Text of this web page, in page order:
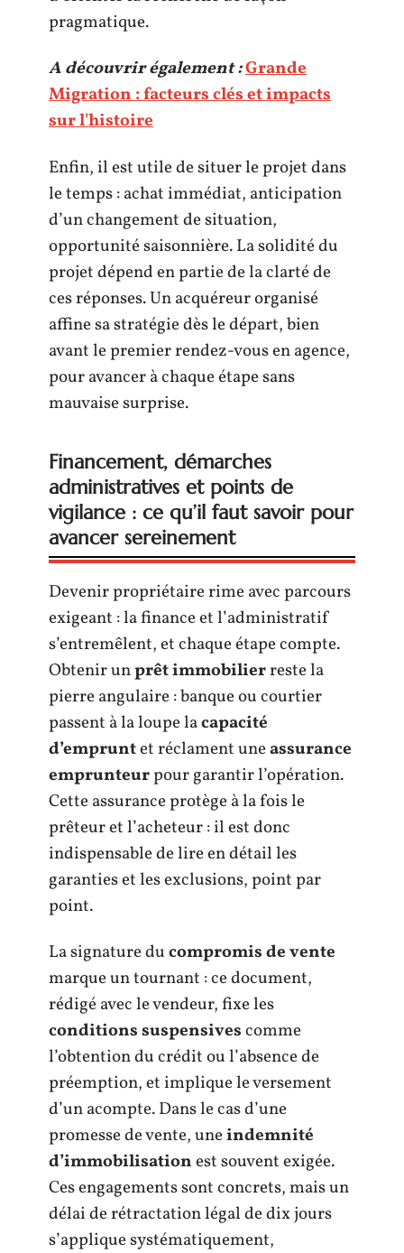
pragmatique.
A découvrir également :Grande
Migration : facteurs clés et impacts
sur l'histoire
Enfin, il est utile de situer le projet dans
le temps : achat immédiat, anticipation
d’un changement de situation,
opportunité saisonnière. La solidité du
projet dépend en partie de la clarté de
ces réponses. Un acquéreur organisé
affine sa stratégie dès le départ, bien
avant le premier rendez-vous en agence,
pour avancer à chaque étape sans
mauvaise surprise.
Financement, démarches
administratives et points de
vigilance : ce qu’il faut savoir pour
avancer sereinement
Devenir propriétaire rime avec parcours
exigeant : la finance et l’administratif
s’entremêlent, et chaque étape compte.
Obtenir unprêt immobilierreste la
pierre angulaire : banque ou courtier
passent à la loupe lacapacité
d’empruntet réclament uneassurance
emprunteurpour garantir l’opération.
Cette assurance protège à la fois le
prêteur et l’acheteur : il est donc
indispensable de lire en détail les
garanties et les exclusions, point par
point.
La signature ducompromis de vente
marque un tournant : ce document,
rédigé avec le vendeur, fixe les
conditions suspensivescomme
l’obtention du crédit ou l’absence de
préemption, et implique le versement
d’un acompte. Dans le cas d’une
promesse de vente, uneindemnité
d’immobilisationest souvent exigée.
Ces engagements sont concrets, mais un
délai de rétractation légal de dix jours
s’applique systématiquement,